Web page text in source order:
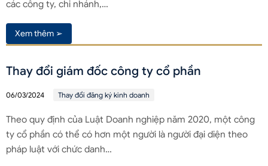
các công ty, chi nhánh,…
Xem thêm ➢
Thay đổi giám đốc công ty cổ phần
06/03/2024 Thay đổi đăng ký kinh doanh
Theo quy định của Luật Doanh nghiệp năm 2020, một công
ty cổ phần có thể có hơn một người là người đại diện theo
pháp luật với chức danh…